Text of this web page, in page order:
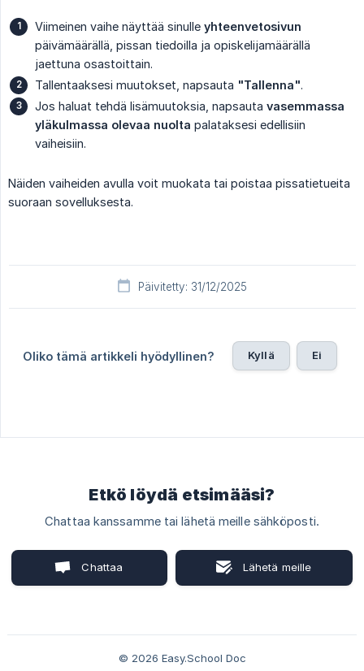
Viimeinen vaihe näyttää sinulle yhteenvetosivun
päivämäärällä, pissan tiedoilla ja opiskelijamäärällä
jaettuna osastoittain.
Tallentaaksesi muutokset, napsauta "Tallenna".
Jos haluat tehdä lisämuutoksia, napsauta vasemmassa
yläkulmassa olevaa nuolta palataksesi edellisiin
vaiheisiin.
Näiden vaiheiden avulla voit muokata tai poistaa pissatietueita
suoraan sovelluksesta.
Päivitetty: 31/12/2025
Oliko tämä artikkeli hyödyllinen? Kyllä Ei
Etkö löydä etsimääsi?
Chattaa kanssamme tai lähetä meille sähköposti.
Chattaa Lähetä meille
© 2026 Easy.School Doc